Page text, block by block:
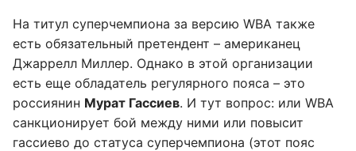
На титул суперчемпиона за версию WBA также
есть обязательный претендент – американец
Джаррелл Миллер. Однако в этой организации
есть еще обладатель регулярного пояса – это
россиянин Мурат Гассиев. И тут вопрос: или WBA
санкционирует бой между ними или повысит
гассиево до статуса суперчемпиона (этот пояс